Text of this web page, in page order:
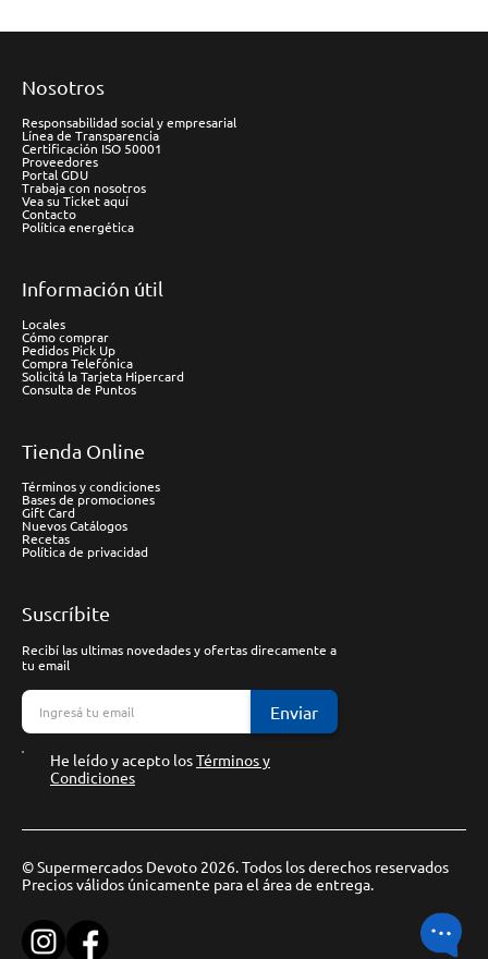
Nosotros
Responsabilidad social y empresarial
Línea de Transparencia
Certificación ISO 50001
Proveedores
Portal GDU
Trabaja con nosotros
Vea su Ticket aquí
Contacto
Política energética
Información útil
Locales
Cómo comprar
Pedidos Pick Up
Compra Telefónica
Solicitá la Tarjeta Hipercard
Consulta de Puntos
Tienda Online
Términos y condiciones
Bases de promociones
Gift Card
Nuevos Catálogos
Recetas
Política de privacidad
Suscríbite
Recibí las ultimas novedades y ofertas direcamente a
tu email
Enviar
He leído y acepto losTérminos y
Condiciones
© Supermercados Devoto 2026. Todos los derechos reservados
Precios válidos únicamente para el área de entrega.